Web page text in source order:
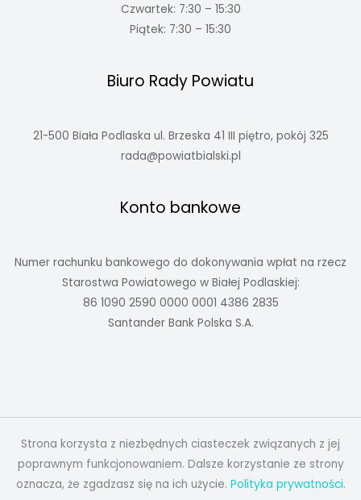
Czwartek: 7:30 – 15:30
Piątek: 7:30 – 15:30
Biuro Rady Powiatu
21-500 Biała Podlaska ul. Brzeska 41 III piętro, pokój 325
rada@powiatbialski.pl
Konto bankowe
Numer rachunku bankowego do dokonywania wpłat na rzecz
Starostwa Powiatowego w Białej Podlaskiej:
86 1090 2590 0000 0001 4386 2835
Santander Bank Polska S.A.
Strona korzysta z niezbędnych ciasteczek związanych z jej
poprawnym funkcjonowaniem. Dalsze korzystanie ze strony
oznacza, że zgadzasz się na ich użycie. Polityka prywatności.